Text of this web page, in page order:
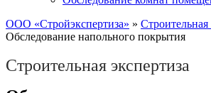
ООО «Стройэкспертиза» » Строительная
Обследование напольного покрытия
Строительная экспертиза